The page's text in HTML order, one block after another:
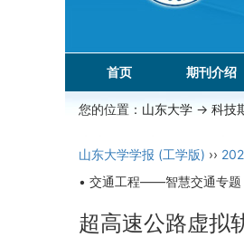
首页 期刊介绍
您的位置： 山东大学 -> 科技
山东大学学报 (工学版) ››
• 交通工程——智慧交通专题
超高速公路虚拟